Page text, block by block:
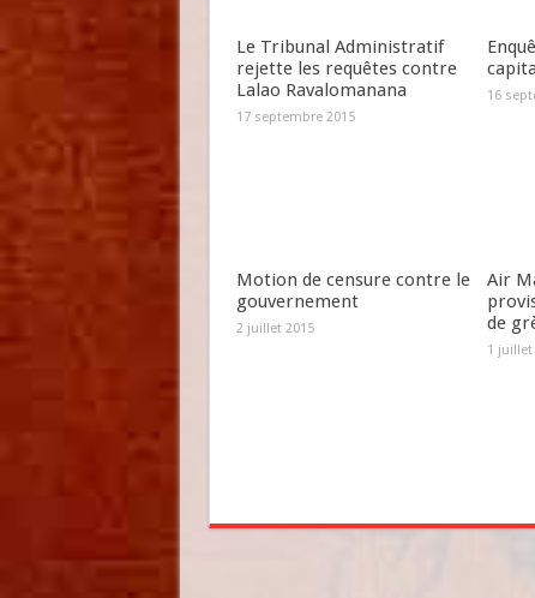
Le Tribunal Administratif
rejette les requêtes contre
Lalao Ravalomanana
17 septembre 2015
16
Motion de censure contre le
gouvernement
2 juillet 2015
Air
de
1 juillet